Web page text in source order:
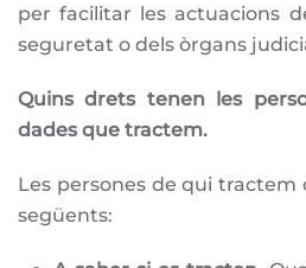
per facilitar les actuacions
seguretat o dels òrgans
Quins drets tenen les
dades que tractem.
Les persones de qui tractem
següents: